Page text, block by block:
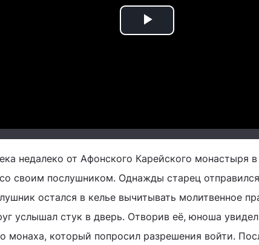
Play
недалеко от Афонского Карейского монастыря
своим послушником. Однажды старец
остался в келье вычитывать молитвенное
услышал стук в дверь. Отворив её, юноша
монаха, который попросил разрешения войти.